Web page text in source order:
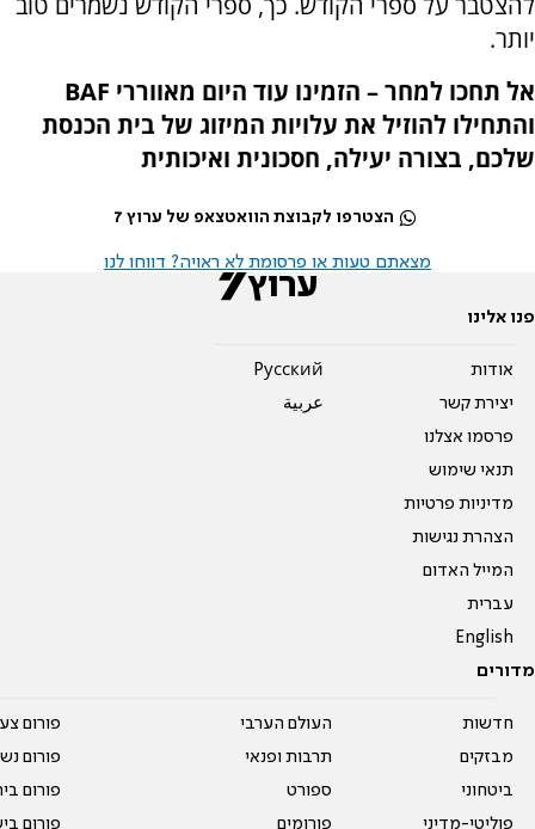
יותר.
אל תחכו למחר – הזמינו עוד היום מאווררי BAF
והתחילו להוזיל את עלויות המיזוג של בית הכנסת
שלכם, בצורה יעילה, חסכונית ואיכותית
הצטרפו לקבוצת הוואטצאפ של ערוץ 7
מצאתם טעות או פרסומת לא ראויה? דווחו לנו
פנו אלינו
אודות
יצירת קשר
פרסמו אצלנו
תנאי שימוש
מדיניות פרטיות
הצהרת נגישות
המייל האדום
עברית
English
Pусский
عربية
מדורים
חדשות
מבזקים
ביטחוני
פוליטי-מדיני
העולם הערבי
תרבות ופנאי
ספורט
פורומים
פורום
פורום
פורום
פורום